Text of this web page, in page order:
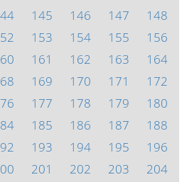
145 146 147
148
153 154 155
156
161 162 163
164
169 170 171
172
177 178 179
180
185 186 187
188
193 194 195
196
201 202 203
204